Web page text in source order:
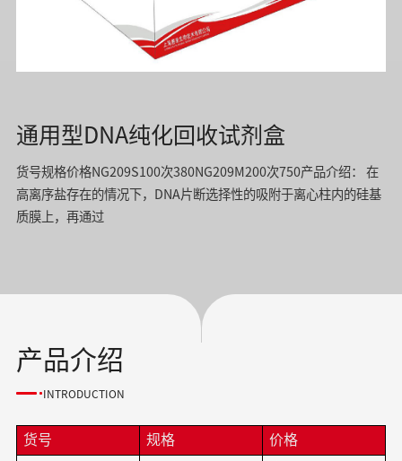
通用型DNA纯化回收试剂盒
货号规格价格NG209S100次380NG209M200次750产品介绍： 在
高离序盐存在的情况下，DNA片断选择性的吸附于离心柱内的硅基
质膜上，再通过
产品介绍
INTRODUCTION
货号 规格
价格